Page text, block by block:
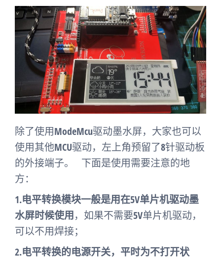
除了使用ModeMcu驱动墨水屏，大家也可以
使用其他MCU驱动，左上角预留了8针驱动板
的外接端子。 下面是使用需要注意的地
方：
1.电平转换模块一般是用在5V单片机驱动墨
水屏时候使用，如果不需要5V单片机驱动，
可以不用焊接；
2.电平转换的电源开关，平时为不打开状